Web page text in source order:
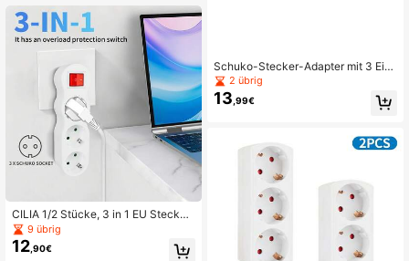
CILIA 1/2 Stücke, 3 in 1 EU Steckdo
senleiste mit Schalter, 3 SCHUKO S
teckdosen, 3500W (16A), 250V, Wei
ß / Schwarz
9 übrig
12 ,90€
Schuko-Stecker-Adapter mit 3 Ein
zelschaltern, 16A 250V Mehrfachst
eckdose mit Erdung, Steckdosenve
rteiler für Zuhause & Küche
2 übrig
13 ,99€